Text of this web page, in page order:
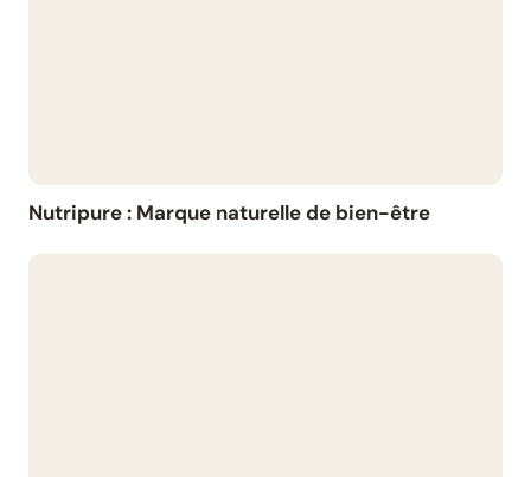
Nutripure : Marque naturelle de bien-être